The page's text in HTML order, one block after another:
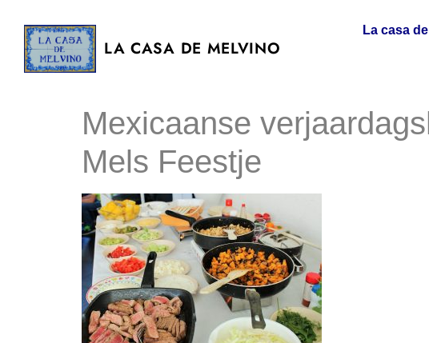
LA CASA DE MELVINO
La casa
Mexicaanse
Mels Feestje